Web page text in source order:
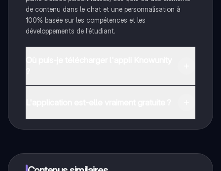
de contenu dans le chat et une personnalisation à
100% basée sur les compétences et les
développements de l'étudiant.
limites!